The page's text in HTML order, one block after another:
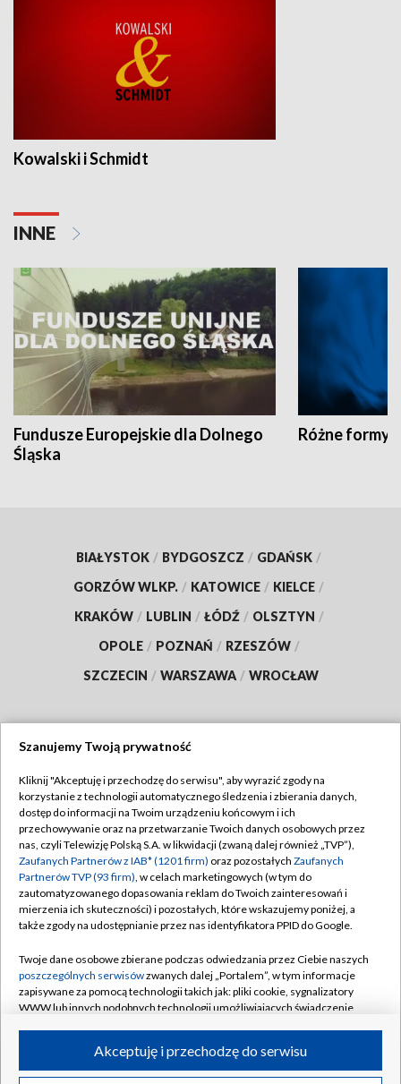
Kowalski i Schmidt
INNE
Fundusze Europejskie dla Dolnego
Śląska
Różne formy
BIAŁYSTOK / BYDGOSZCZ / GDAŃSK /
GORZÓW WLKP. / KATOWICE / KIELCE /
KRAKÓW / LUBLIN / ŁÓDŹ / OLSZTYN /
OPOLE / POZNAŃ / RZESZÓW /
SZCZECIN / WARSZAWA / WROCŁAW
TVP
Abonament TVP
Emisja w TVP
Centrum informacji TVP
Naziemna Telewizja Cyfrowa
Rada Programowa
System NOS
Informacje o nadawcy
Program dla prasy
Regulamin TVP
Polityka prywatności
Moje zgody
Pomoc
Kontakt
Kanały
©2026 Telewizja Polska S.A. w likwidacji
Szanujemy Twoją prywatność
Kliknij "Akceptuję i przechodzę do serwisu", aby wyrazić zgody na
korzystanie z technologii automatycznego śledzenia i zbierania danych,
dostęp do informacji na Twoim urządzeniu końcowym i ich
przechowywanie oraz na przetwarzanie Twoich danych osobowych przez
nas, czyli Telewizję Polską S.A. w likwidacji (zwaną dalej również „TVP”),
Zaufanych Partnerów z IAB* (1201 firm) oraz pozostałych Zaufanych
Partnerów TVP (93 firm), w celach marketingowych (w tym do
zautomatyzowanego dopasowania reklam do Twoich zainteresowań i
mierzenia ich skuteczności) i pozostałych, które wskazujemy poniżej, a
także zgody na udostępnianie przez nas identyfikatora PPID do Google.
Twoje dane osobowe zbierane podczas odwiedzania przez Ciebie naszych
poszczególnych serwisówzwanych dalej „Portalem”, w tym informacje
zapisywane za pomocą technologii takich jak: pliki cookie, sygnalizatory
WWW lub innych podobnych technologii umożliwiających świadczenie
ruchu w Internecie.Akceptuję i przechodzę do serwisu